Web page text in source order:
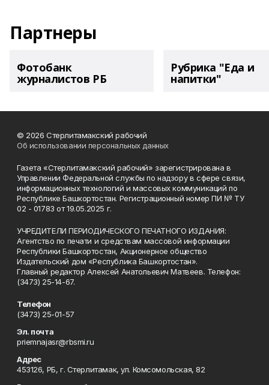
Партнеры
Фотобанк
журналистов РБ
Рубрика "Еда и
напитки"
© 2026 Стерлитамакский рабочий
Об использовании персональных данных
Газета «Стерлитамакский рабочий» зарегистрирована в
Управлении Федеральной службы по надзору в сфере связи,
информационных технологий и массовых коммуникаций по
Республике Башкортостан. Регистрационный номер ПИ № ТУ
02 - 01783 от 19.05.2025 г.
УЧРЕДИТЕЛИ ПЕРИОДИЧЕСКОГО ПЕЧАТНОГО ИЗДАНИЯ:
Агентство по печати и средствам массовой информации
Республики Башкортостан, Акционерное общество
Издательский дом «Республика Башкортостан».
Главный редактор Алексей Анатольевич Матвеев. Телефон:
(3473) 25-14-67.
Телефон
(3473) 25-01-57
Эл. почта
priemnajasr@rbsmi.ru
Адрес
453126, РБ, г. Стерлитамак, ул. Комсомольская, 82